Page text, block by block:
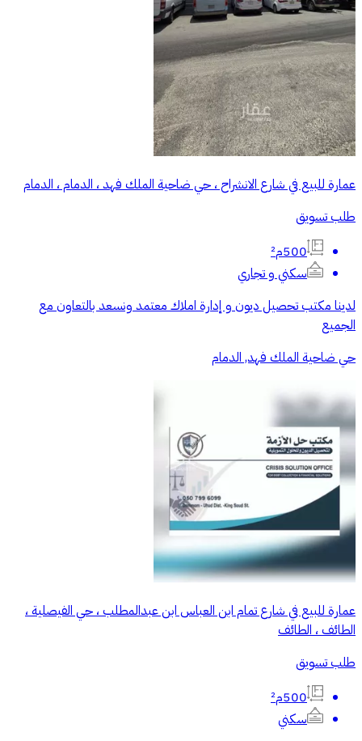
عمارة للبيع في شارع الانشراح ، حي ضاحية الملك فهد ، الدمام ، الدمام
طلب تسويق
500م²
سكني و تجاري
لدينا مكتب تحصيل ديون و إدارة املاك معتمد ونسعد بالتعاون مع
الجميع
حي ضاحية الملك فهد, الدمام
عمارة للبيع في شارع تمام ابن العباس ابن عبدالمطلب ، حي الفيصلية ،
الطائف ، الطائف
طلب تسويق
500م²
سكني